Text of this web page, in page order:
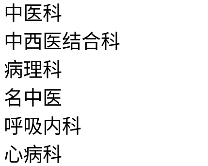
中医科
中西医结合科
病理科
名中医
呼吸内科
心病科